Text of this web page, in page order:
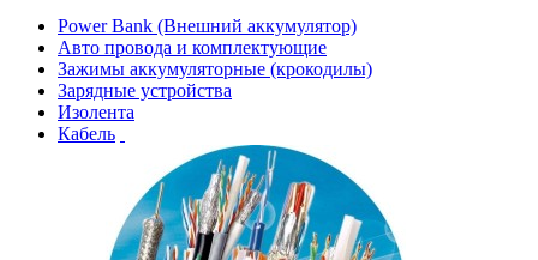
Power Bank (Внешний аккумулятор)
Авто провода и комплектующие
Зажимы аккумуляторные (крокодилы)
Зарядные устройства
Изолента
Кабель